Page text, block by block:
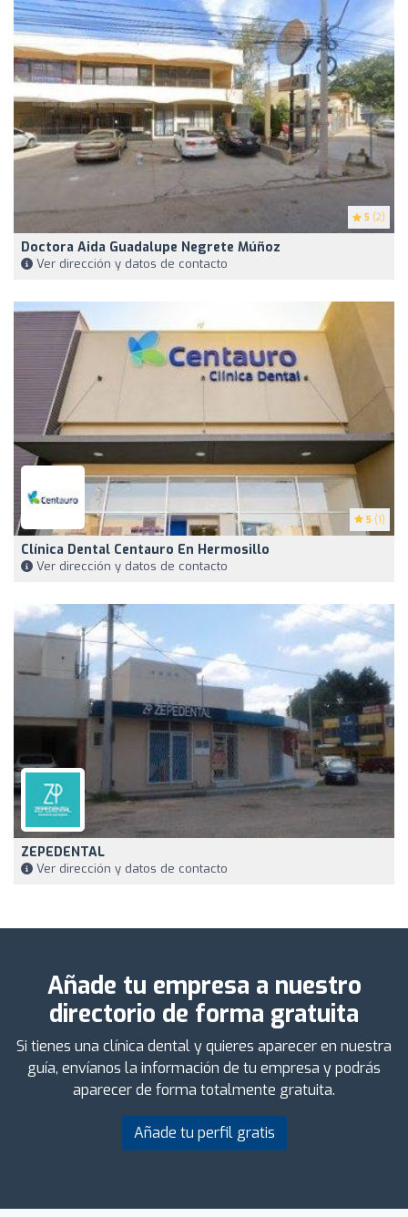
5 (2)
Doctora Aida Guadalupe Negrete Múñoz
Ver dirección y datos de contacto
5 (1)
Clínica Dental Centauro En Hermosillo
Ver dirección y datos de contacto
ZEPEDENTAL
Ver dirección y datos de contacto
Añade tu empresa a nuestro
directorio de forma gratuita
Si tienes una clínica dental y quieres aparecer en nuestra
guía, envíanos la información de tu empresa y podrás
aparecer de forma totalmente gratuita.
Añade tu perfil gratis